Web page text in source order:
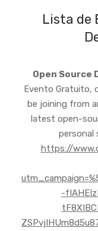
Lista de
Open Source
Evento Gratuito,
be joining from
latest open-
personal
https://
-